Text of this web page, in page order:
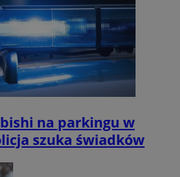
na parkingu w
szuka świadków